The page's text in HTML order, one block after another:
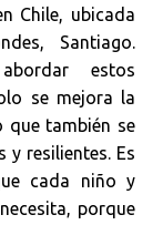
Chile, ubicada
Santiago.
estos
se mejora la
que también se
y resilientes. Es
cada niño y
porque